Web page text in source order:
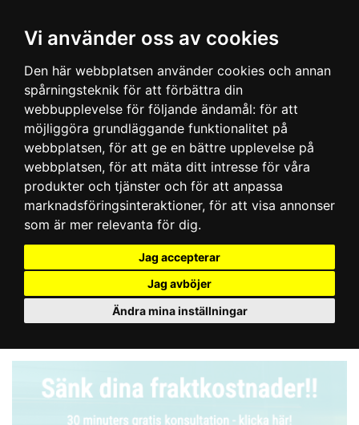
Vi använder oss av cookies
Den här webbplatsen använder cookies och annan
spårningsteknik för att förbättra din
webbupplevelse för följande ändamål: för att
möjliggöra grundläggande funktionalitet på
webbplatsen, för att ge en bättre upplevelse på
webbplatsen, för att mäta ditt intresse för våra
produkter och tjänster och för att anpassa
marknadsföringsinteraktioner, för att visa annonser
som är mer relevanta för dig.
Jag accepterar
Jag avböjer
Ändra mina inställningar